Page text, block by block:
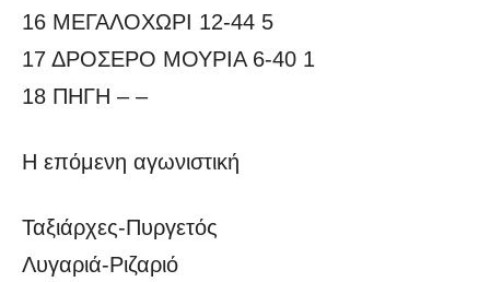
16 ΜΕΓΑΛΟΧΩΡΙ 12-44 5
17 ΔΡΟΣΕΡΟ ΜΟΥΡΙΑ 6-40 1
18 ΠΗΓΗ – –
Η επόμενη αγωνιστική
Ταξιάρχες-Πυργετός
Λυγαριά-Ριζαριό